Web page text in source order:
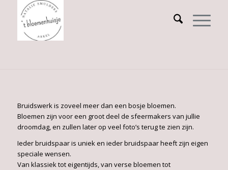
Bruidswerk is zoveel meer dan een bosje bloemen.
Bloemen zijn voor een groot deel de sfeermakers van jullie
droomdag, en zullen later op veel foto’s terug te zien zijn.
Ieder bruidspaar is uniek en ieder bruidspaar heeft zijn eigen
speciale wensen.
Van klassiek tot eigentijds, van verse bloemen tot